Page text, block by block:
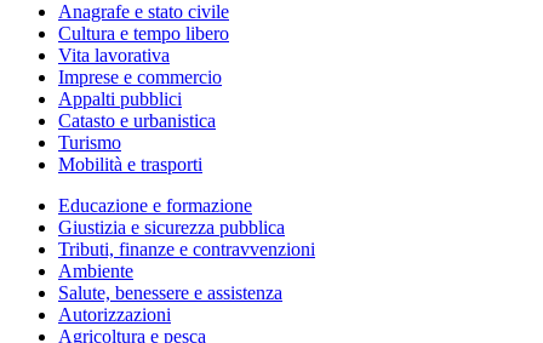
Anagrafe e stato civile
Cultura e tempo libero
Vita lavorativa
Imprese e commercio
Appalti pubblici
Catasto e urbanistica
Turismo
Mobilità e trasporti
Educazione e formazione
Giustizia e sicurezza pubblica
Tributi, finanze e contravvenzioni
Ambiente
Salute, benessere e assistenza
Autorizzazioni
Agricoltura e pesca